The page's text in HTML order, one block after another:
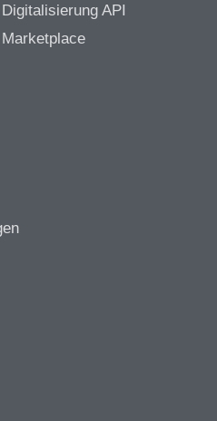
Digitalisierung API
Marketplace